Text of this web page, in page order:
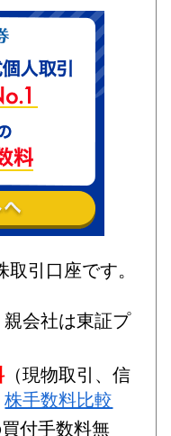
引口座です。
会社は東証プ
（現物取引、信
株手数料比較
付手数料無